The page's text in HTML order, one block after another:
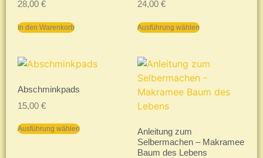
28,00 €
In den Warenkorb
24,00 €
Ausführung wählen
Abschminkpads
15,00 €
Ausführung wählen
Anleitung zum
Selbermachen – Makramee
Baum des Lebens